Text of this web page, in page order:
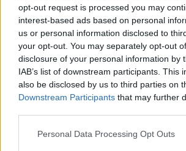
opt-out request is processed you may
interest-based ads based on personal
us or personal information disclosed to
your opt-out. You may separately opt-out
disclosure of your personal information by
IAB’s list of downstream participants. This
also be disclosed by us to third parties on
Downstream Participants that may further
Personal Data Processing Opt Outs